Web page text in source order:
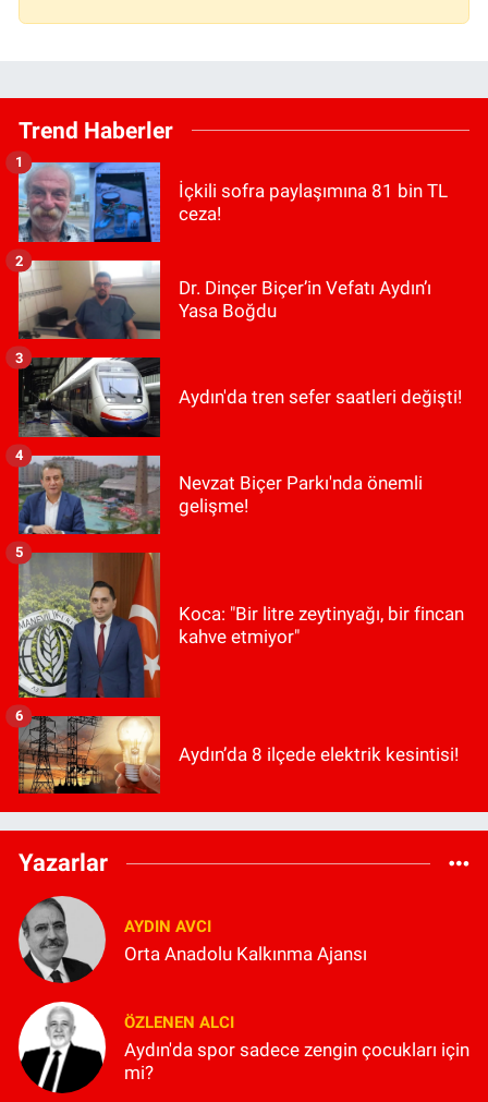
Trend Haberler
İçkili sofra paylaşımına 81 bin TL
ceza!
1
Dr. Dinçer Biçer’in Vefatı Aydın’ı
Yasa Boğdu
2
Aydın'da tren sefer saatleri değişti!
3
Nevzat Biçer Parkı'nda önemli
gelişme!
4
Koca: "Bir litre zeytinyağı, bir fincan
kahve etmiyor"
5
Aydın’da 8 ilçede elektrik kesintisi!
6
Yazarlar
AYDIN AVCI
Orta Anadolu Kalkınma Ajansı
ÖZLENEN ALCI
Aydın'da spor sadece zengin çocukları için
mi?